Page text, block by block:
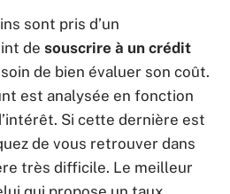
sont pris d’un
de souscrire à un crédit
de bien évaluer son coût.
est analysée en fonction
Si cette dernière est
de vous retrouver dans
très difficile. Le meilleur